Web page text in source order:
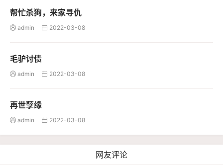
帮忙杀狗，来家寻仇
 admin  2022-03-08
毛驴讨债
 admin  2022-03-08
再世孽缘
 admin  2022-03-08
网友评论